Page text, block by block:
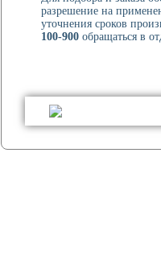
разрешение на
уточнения сроков
100-900обращаться в